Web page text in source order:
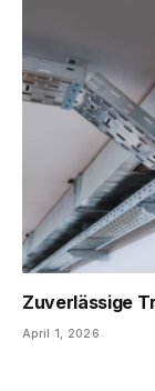
Zuverlässige
April 1, 2026